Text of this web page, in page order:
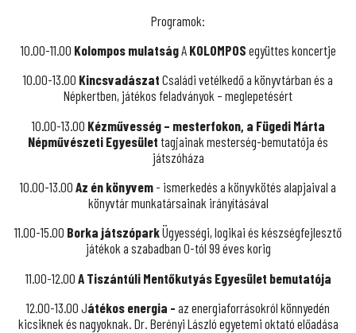
Programok:
10.00-11.00 Kolompos mulatságAKOLOMPOS együttes koncertje
10.00-13.00 Kincsvadászat Családi vetélkedő a könyvtárban és a
Népkertben, játékos feladványok – meglepetésért
10.00-13.00 Kézművesség – mesterfokon, a Fügedi Márta
Népművészeti Egyesület tagjainak mesterség-bemutatója és
játszóháza
10.00-13.00 Az én könyvem - ismerkedés a könyvkötés alapjaival a
könyvtár munkatársainak irányításával
11.00-15.00 Borka játszóparkÜgyességi, logikai és készségfejlesztő
játékok a szabadban 0-tól 99 éves korig
11.00-12.00 A Tiszántúli Mentőkutyás Egyesület bemutatója
12.00-13.00 Játékos energia - az energiaforrásokról könnyedén
kicsiknek és nagyoknak. Dr. Berényi László egyetemi oktató előadása